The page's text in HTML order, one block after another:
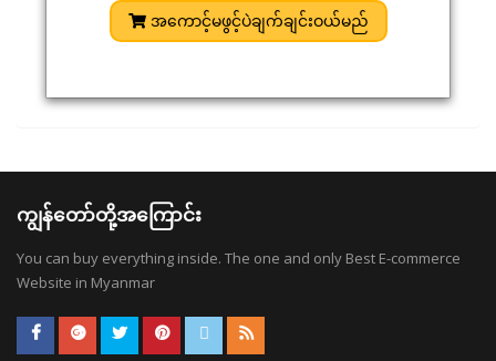
အကောင့်မဖွင့်ပဲချက်ချင်းဝယ်မည်
ကျွန်တော်တို့အကြောင်း
You can buy everything inside. The one and only Best E-commerce
Website in Myanmar